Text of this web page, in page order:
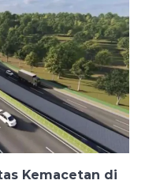
Kemacetan di